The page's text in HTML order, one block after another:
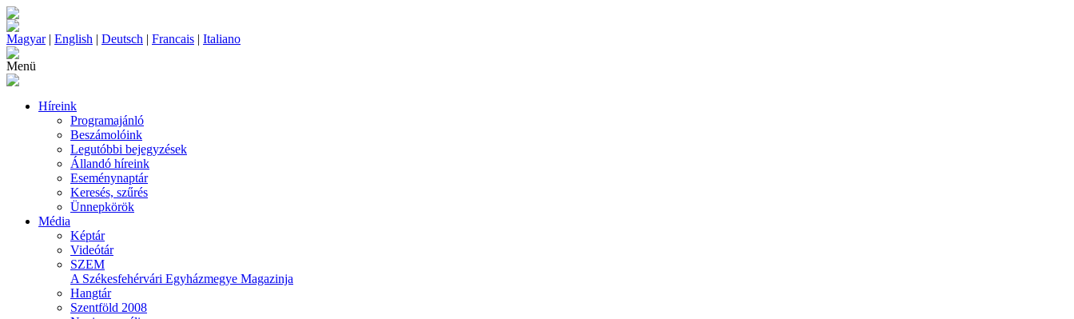
Magyar| English | Deutsch | Francais | Italiano
Menü
Híreink
Programajánló
Beszámolóink
Legutóbbi bejegyzések
Állandó híreink
Eseménynaptár
Keresés, szűrés
Ünnepkörök
Média
Képtár
Videótár
SZEM
A Székesfehérvári Egyházmegye Magazinja
Hangtár
Szentföld 2008